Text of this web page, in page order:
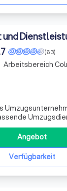
(63)
Kleintransporte
einer
engagi
Verfügbarkeit
Angebot
Arbeitsbereich